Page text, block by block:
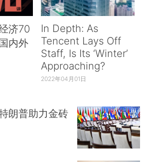
济70
内外
In Depth: As
Tencent Lays Off
Staff, Is Its ‘Winter’
Approaching?
2022年04月01日
朗普助力金砖